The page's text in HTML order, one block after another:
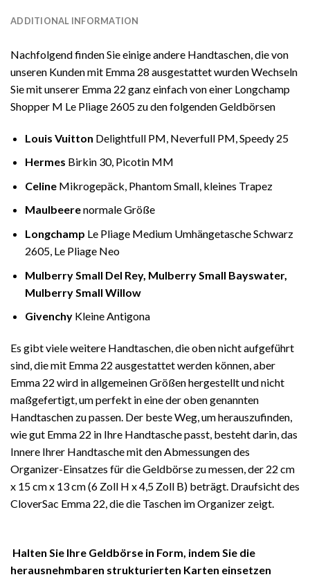
ADDITIONAL INFORMATION
Nachfolgend finden Sie einige andere Handtaschen, die von
unseren Kunden mit Emma 28 ausgestattet wurden Wechseln
Sie mit unserer Emma 22 ganz einfach von einer Longchamp
Shopper M Le Pliage 2605 zu den folgenden Geldbörsen
Louis Vuitton Delightfull PM, Neverfull PM, Speedy 25
Hermes Birkin 30, Picotin MM
CelineMikrogepäck, Phantom Small, kleines Trapez
Maulbeerenormale Größe
Longchamp Le Pliage Medium Umhängetasche Schwarz
2605, Le Pliage Neo
Mulberry Small Del Rey, Mulberry Small Bayswater,
Mulberry Small Willow
GivenchyKleine Antigona
Es gibt viele weitere Handtaschen, die oben nicht aufgeführt
sind, die mit Emma 22 ausgestattet werden können, aber
Emma 22 wird in allgemeinen Größen hergestellt und nicht
maßgefertigt, um perfekt in eine der oben genannten
Handtaschen zu passen. Der beste Weg, um herauszufinden,
wie gut Emma 22 in Ihre Handtasche passt, besteht darin, das
Innere Ihrer Handtasche mit den Abmessungen des
Organizer-Einsatzes für die Geldbörse zu messen, der 22 cm
x 15 cm x 13 cm (6 Zoll H x 4,5 Zoll B) beträgt. Draufsicht des
CloverSac Emma 22, die die Taschen im Organizer zeigt.
Halten Sie Ihre Geldbörse in Form, indem Sie die
herausnehmbaren strukturierten Karten einsetzen